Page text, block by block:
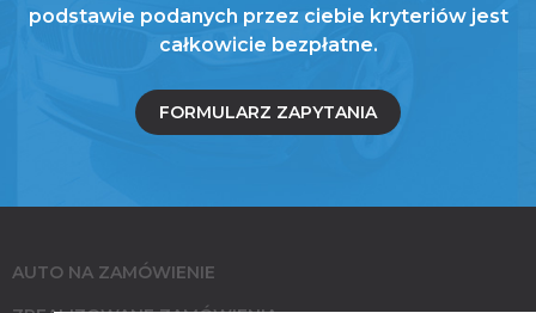
podstawie podanych przez ciebie kryteriów jest
całkowicie bezpłatne.
FORMULARZ ZAPYTANIA
AUTO NA ZAMÓWIENIE